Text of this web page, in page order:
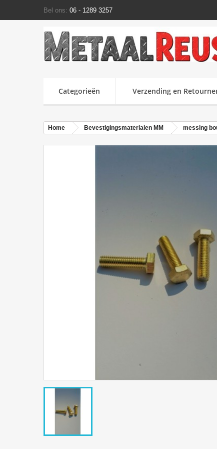
Bel ons: 06 - 1289 3257
Categorieën Verzending en
Home Bevestigingsmaterialen MM messing